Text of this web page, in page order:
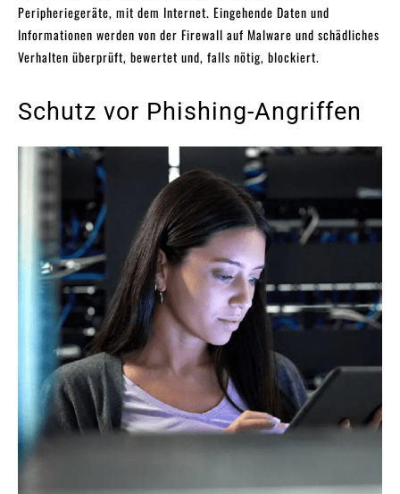
Peripheriegeräte, mit dem Internet. Eingehende Daten und
Informationen werden von der Firewall auf Malware und schädliches
Verhalten überprüft, bewertet und, falls nötig, blockiert.
Schutz vor Phishing-Angriffen